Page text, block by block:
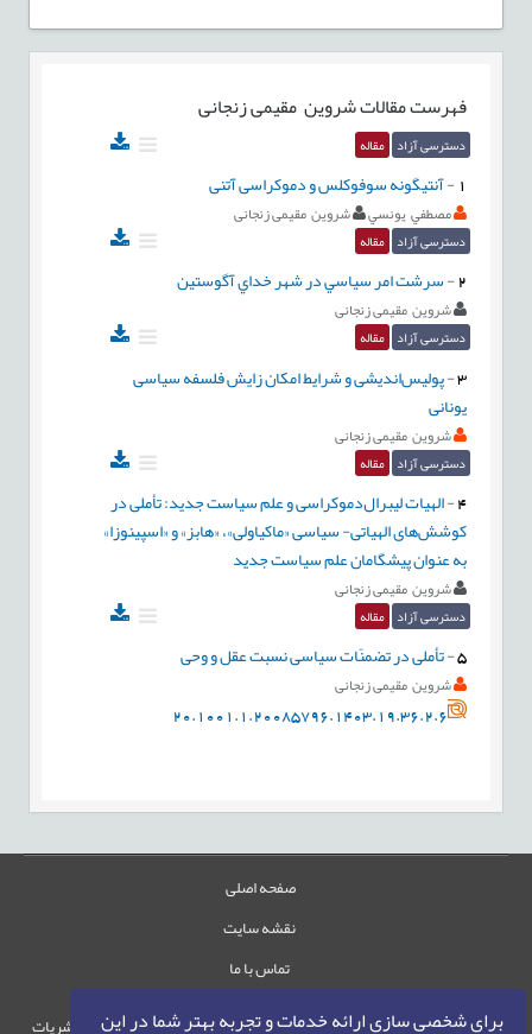
برای شخصی سازی ارائه خدمات و تجربه بهتر شما در این
فهرست مقالاتشروین مقیمی زنجانی
دسترسی آزاد مقاله
-آنتیگونه سوفوکلس و دموکراسی آتنی
مصطفي يونسي شروین مقیمی زنجانی
دسترسی آزاد مقاله
2
-سرشت امر سياسي در شهر خداي آگوستين
شروین مقیمی زنجانی
دسترسی آزاد مقاله
3
-پولیس‌اندیشی و شرایط امکان زایش فلسفه سیاسی
یونانی
شروین مقیمی زنجانی
دسترسی آزاد مقاله
4
-الهیات لیبرال‌دموکراسی و علم سیاست جدید: تأملی در
کوشش‌های الهیاتی- سیاسی «ماکیاولی»، «هابز» و «اسپینوزا»
به عنوان پیشگامان علم سیاست جدید
شروین مقیمی زنجانی
دسترسی آزاد مقاله
5
-تأملی در تضمنّات سیاسی نسبت عقل و وحی
شروین مقیمی زنجانی
20.1001.1.20085796.1403.19.36.2.6
صفحه اصلی
نقشه سایت
تماس با ما
حقوق این وب‌سایت متعلق به سامانه مدیریت نشریات